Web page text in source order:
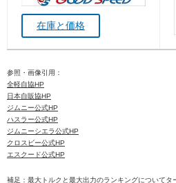
在庫と価格
参照・画像引用：
全軽自協HP
日本自販協HP
ジムニー公式HP
ハスラー公式HP
ジムニーシエラ公式HP
クロスビー公式HP
エスクード公式HP
補足：最大トルクと最大出力のランキングについて